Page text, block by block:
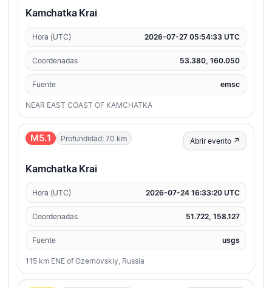
Kamchatka Krai
Hora (UTC) 2026-07-27 05:54:33 UTC
Coordenadas 53.380, 160.050
Fuente emsc
NEAR EAST COAST OF KAMCHATKA
M5.1 Profundidad: 70 km Abrir evento ↗
Kamchatka Krai
Hora (UTC) 2026-07-24 16:33:20 UTC
Coordenadas 51.722, 158.127
Fuente usgs
115 km ENE of Ozernovskiy, Russia